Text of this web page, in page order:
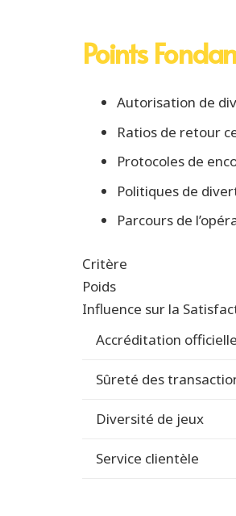
Points
Autorisation de
Ratios de retour
Protocoles de
Politiques de
Parcours de
Critère
Poids
Influence sur la
Accréditation officielle
Sûreté des
Diversité de jeux
Service clientèle